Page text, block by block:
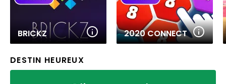
BRICKZ 2020 CONNECT
DESTIN HEUREUX